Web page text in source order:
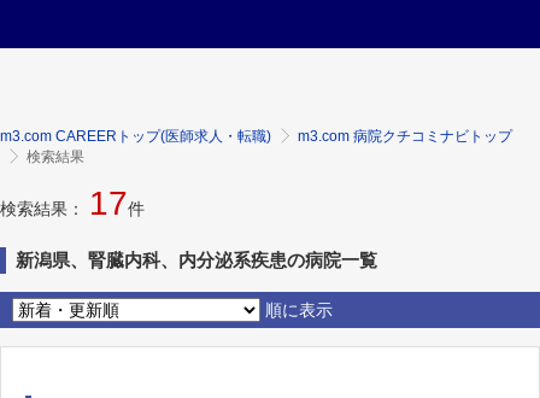
m3.com CAREERトップ(医師求人・転職)
m3.com 病院クチコミナビトップ
検索結果
検索結果： 17件
新潟県、腎臓内科、内分泌系疾患の病院一覧
順に表示